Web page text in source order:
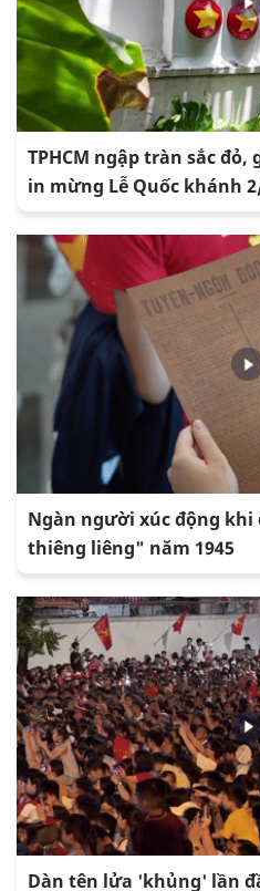
TPHCM ngập tràn sắc
in mừng Lễ Quốc khánh
Ngàn người xúc động
thiêng liêng" năm 1945
Dàn tên lửa 'khủng' lần